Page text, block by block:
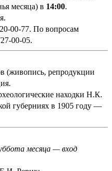
месяца) в 14:00.
00-77. По вопросам
00-05.
(живопись, репродукции
находки Н.К.
губерниях в 1905 году —
месяца — вход